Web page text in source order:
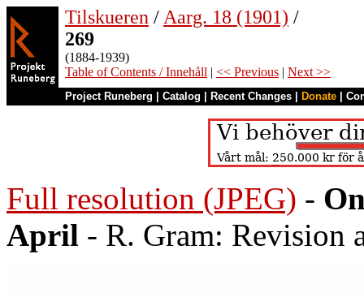
Tilskueren / Aarg. 18 (1901) /
269
(1884-1939)
Table of Contents / Innehåll | << Previous | Next >>
Project Runeberg Catalog Recent Changes Donate
Full resolution (JPEG) -
April - R. Gram: Revision